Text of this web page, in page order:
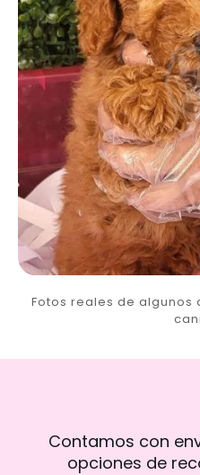
Fotos reales de algunos
Contamos con
opciones de